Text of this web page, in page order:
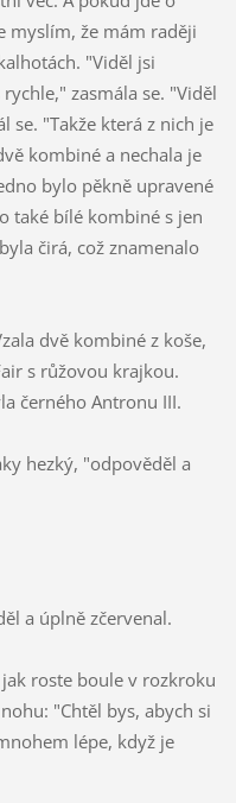
myslím, že mám raději
"Viděl jsi
zasmála se. "Viděl
se. "Takže která z nich je
kombiné a nechala je
bylo pěkně upravené
také bílé kombiné s jen
čirá, což znamenalo
dvě kombiné z koše,
s růžovou krajkou.
černého Antronu III.
hezký, "odpověděl a
a úplně zčervenal.
roste boule v rozkroku
"Chtěl bys, abych si
lépe, když je